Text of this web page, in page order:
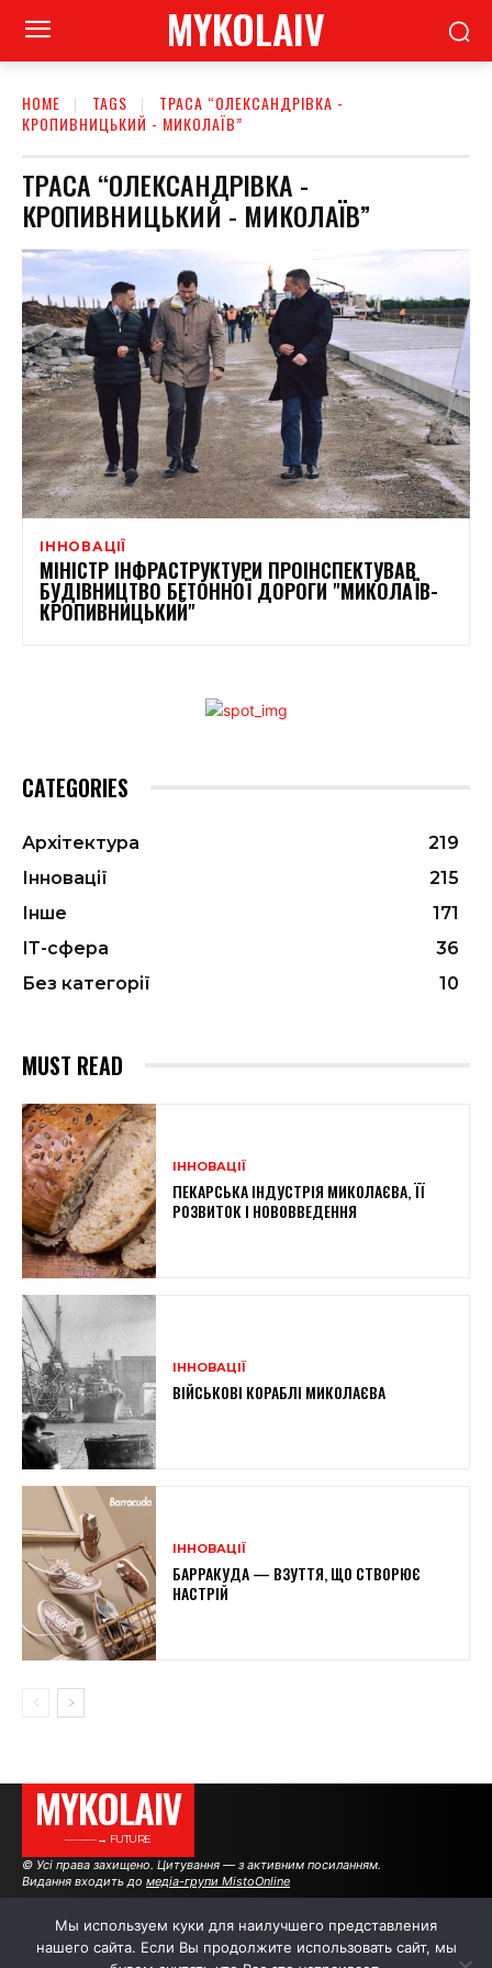
MYKOLAIV
HOME TAGS
ТРАСА “ОЛЕКСАНДРІВКА -
КРОПИВНИЦЬКИЙ - МИКОЛАЇВ”
ТРАСА “ОЛЕКСАНДРІВКА -
КРОПИВНИЦЬКИЙ - МИКОЛАЇВ”
ІННОВАЦІЇ
МІНІСТР ІНФРАСТРУКТУРИ ПРОІНСПЕКТУВАВ
БУДІВНИЦТВО БЕТОННОЇ ДОРОГИ "МИКОЛАЇВ-
КРОПИВНИЦЬКИЙ"
CATEGORIES
Архітектура
219
Інновації
215
Інше
171
ІТ-сфера
36
Без категорії
10
MUST READ
ІННОВАЦІЇ
ПЕКАРСЬКА ІНДУСТРІЯ МИКОЛАЄВА, ЇЇ
РОЗВИТОК І НОВОВВЕДЕННЯ
ІННОВАЦІЇ
ВІЙСЬКОВІ КОРАБЛІ МИКОЛАЄВА
ІННОВАЦІЇ
БАРРАКУДА — ВЗУТТЯ, ЩО СТВОРЮЄ
НАСТРІЙ
MYKOLAIV
———→ FUTURE
© Усі права захищено. Цитування — з активним посиланням.
Видання входить до медіа-групи MistoOnline
АВТОРИ | РЕКЛАМА НА САЙТІ
Мы используем куки для наилучшего представления
нашего сайта. Если Вы продолжите использовать сайт, мы